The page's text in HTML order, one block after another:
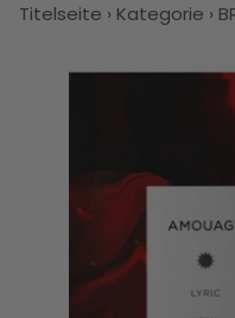
Andere
Amouage
Titelseite › Kategorie ›